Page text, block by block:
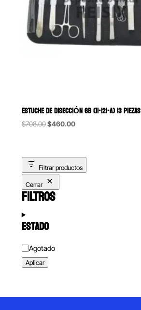
ESTUCHE DE DISECCIÓN 6B (11-121-A) 13 PIEZAS
$708.00Original
$708.00.
$460.00Current
$460.00.
Filtrar productos
Cerrar
FILTROS
ESTADO
Estado
Agotado
Aplicar